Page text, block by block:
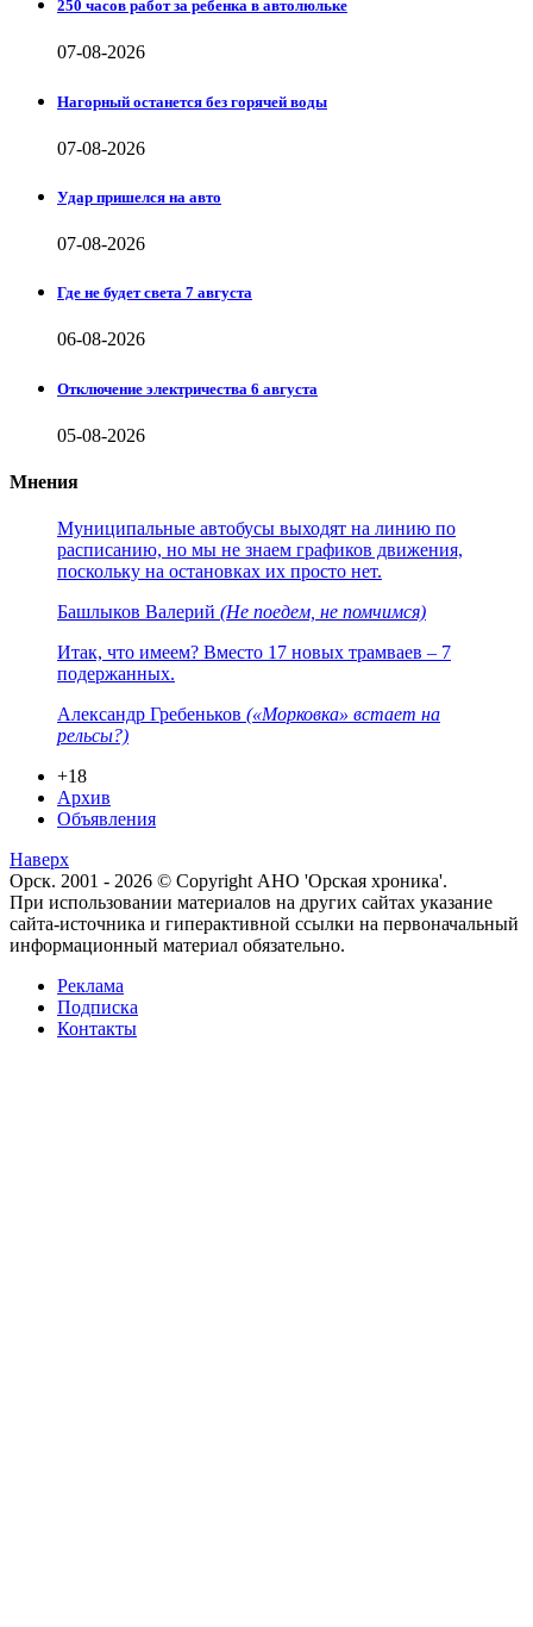
250 часов работ за ребенка в автолюльке
07-08-2026
Нагорный останется без горячей воды
07-08-2026
Удар пришелся на авто
07-08-2026
Где не будет света 7 августа
06-08-2026
Отключение электричества 6 августа
05-08-2026
Мнения
Муниципальные автобусы выходят на линию по
расписанию, но мы не знаем графиков движения,
поскольку на остановках их просто нет.
Башлыков Валерий (Не поедем, не помчимся)
Итак, что имеем? Вместо 17 новых трамваев – 7
подержанных.
Александр Гребеньков («Морковка» встает на
рельсы?)
+18
Архив
Объявления
Наверх
Орск. 2001 - 2026 © Copyright АНО 'Орская хроника'.
При использовании материалов на других сайтах указание
сайта-источника и гиперактивной ссылки на первоначальный
информационный материал обязательно.
Реклама
Подписка
Контакты